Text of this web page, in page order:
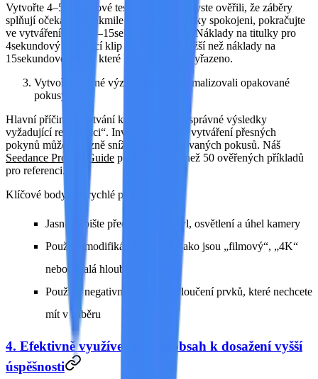
Vytvořte 4–5sekundové testovací klipy, abyste ověřili, že záběry
splňují očekávání. Jakmile budete s výsledky spokojeni, pokračujte
ve vytváření plné 10–15sekundové verze. Náklady na titulky pro
4sekundový testovací klip jsou výrazně nižší než náklady na
15sekundové video, které bude nakonec vyřazeno.
Vytvořte účinné výzvy, abyste minimalizovali opakované
pokusy.
Hlavní příčinou plýtvání kredity jsou „nesprávné výsledky
vyžadující regeneraci“. Investice času do vytváření přesných
pokynů může výrazně snížit počet opakovaných pokusů. Náš
Seedance Prompt Guide poskytuje více než 50 ověřených příkladů
pro referenci.
Klíčové body pro rychlé psaní:
Jasně popište předmět, akci, styl, osvětlení a úhel kamery
Použijte modifikátory kvality, jako jsou „filmový“, „4K“
nebo „malá hloubka ostrosti“
Použijte negativní popisy k vyloučení prvků, které nechcete
mít v záběru
4. Efektivně využívejte videoobsah k dosažení vyšší
úspěšnosti